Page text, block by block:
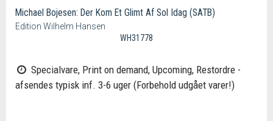
Michael Bojesen: Der Kom Et Glimt Af Sol Idag (SATB)
Edition Wilhelm Hansen
WH31778
Specialvare, Print on demand, Upcoming, Restordre -
afsendes typisk inf. 3-6 uger (Forbehold udgået varer!)